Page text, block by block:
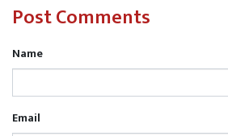
Post Comments
Name
Email